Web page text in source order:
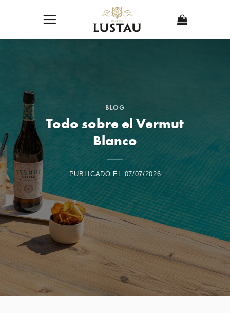
BLOG
Todo sobre el Vermut
Blanco
PUBLICADO EL 07/07/2026